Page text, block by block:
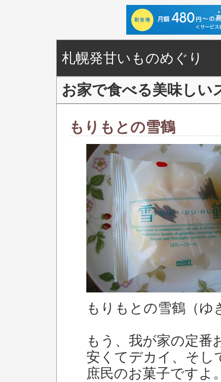
札幌発甘いものめぐり
お家で食べる美味しい
もりもとの雪鶴
もりもとの雪鶴（ゆ
もう、我が家の定番
安くてデカイ、そし
庶民のお菓子ですよ